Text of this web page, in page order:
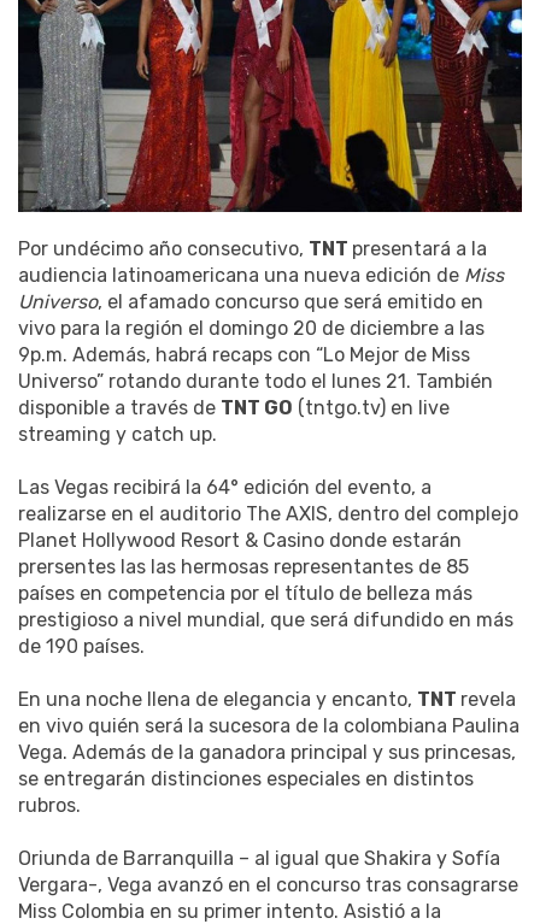
Por undécimo año consecutivo, TNT presentará a la
audiencia latinoamericana una nueva edición de Miss
Universo, el afamado concurso que será emitido en
vivo para la región el domingo 20 de diciembre a las
9p.m. Además, habrá recaps con “Lo Mejor de Miss
Universo” rotando durante todo el lunes 21. También
disponible a través de TNT GO (tntgo.tv) en live
streaming y catch up.
Las Vegas recibirá la 64° edición del evento, a
realizarse en el auditorio The AXIS, dentro del complejo
Planet Hollywood Resort & Casino donde estarán
prersentes las las hermosas representantes de 85
países en competencia por el título de belleza más
prestigioso a nivel mundial, que será difundido en más
de 190 países.
En una noche llena de elegancia y encanto, TNT revela
en vivo quién será la sucesora de la colombiana Paulina
Vega. Además de la ganadora principal y sus princesas,
se entregarán distinciones especiales en distintos
rubros.
Oriunda de Barranquilla – al igual que Shakira y Sofía
Vergara-, Vega avanzó en el concurso tras consagrarse
Miss Colombia en su primer intento. Asistió a la